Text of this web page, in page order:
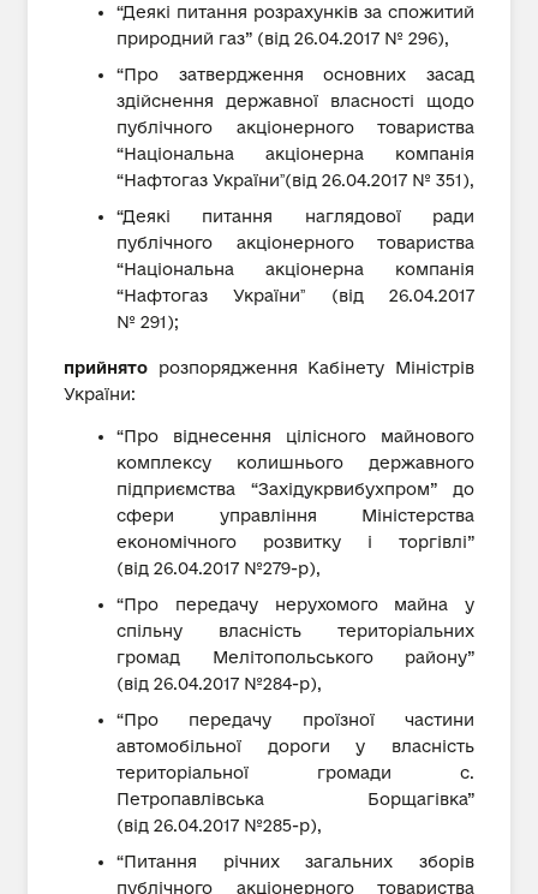
“Деякі питання розрахунків за спожитий
природний газ” (від 26.04.2017 № 296),
“Про затвердження основних засад
здійснення державної власності щодо
публічного акціонерного товариства
“Національна акціонерна компанія
“Нафтогаз Україниˮ(від 26.04.2017 № 351),
“Деякі питання наглядової ради
публічного акціонерного товариства
“Національна акціонерна компанія
“Нафтогаз Україниˮ (від 26.04.2017
№ 291);
прийнято розпорядження Кабінету Міністрів
України:
“Про віднесення цілісного майнового
комплексу колишнього державного
підприємства “Західукрвибухпром” до
сфери управління Міністерства
економічного розвитку і торгівлі”
(від 26.04.2017 №279-р),
“Про передачу нерухомого майна у
спільну власність територіальних
громад Мелітопольського району”
(від 26.04.2017 №284-р),
“Про передачу проїзної частини
автомобільної дороги у власність
територіальної громади c.
Петропавлівська Борщагівка”
(від 26.04.2017 №285-р),
“Питання річних загальних зборів
публічного акціонерного товариства